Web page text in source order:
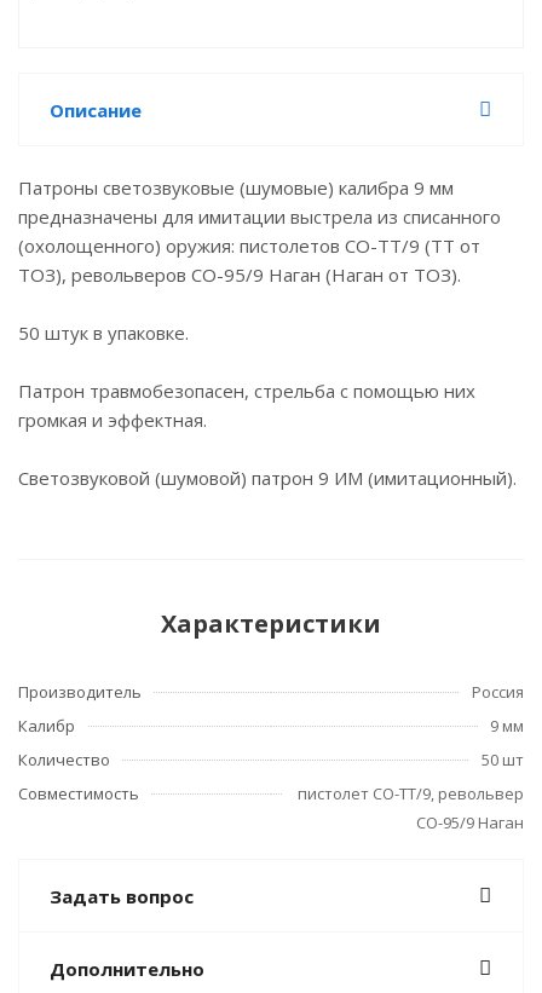
Описание
Патроны светозвуковые (шумовые) калибра 9 мм
предназначены для имитации выстрела из списанного
(охолощенного) оружия: пистолетов СО-ТТ/9 (ТТ от
ТОЗ), револьверов СО-95/9 Наган (Наган от ТОЗ).
50 штук в упаковке.
Патрон травмобезопасен, стрельба с помощью них
громкая и эффектная.
Светозвуковой (шумовой) патрон 9 ИМ (имитационный).
Характеристики
Производитель
Россия
Калибр
9 мм
Количество
50 шт
Совместимость
пистолет СО-ТТ/9, револьвер
СО-95/9 Наган
Задать вопрос
Дополнительно